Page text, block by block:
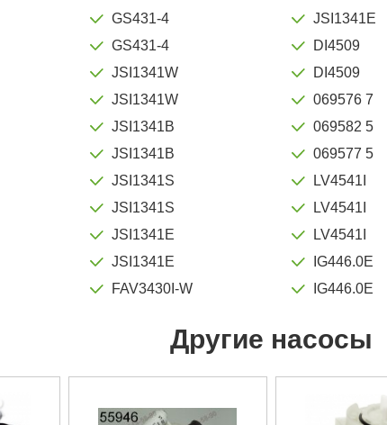
GS431-4
GS431-4
JSI1341W
JSI1341W
JSI1341B
JSI1341B
JSI1341S
JSI1341S
JSI1341E
JSI1341E
FAV3430I-W
JSI1341E
DI4509
DI4509
069576 7
069582 5
069577 5
LV4541I
LV4541I
LV4541I
IG446.0E
IG446.0E
Другие насосы